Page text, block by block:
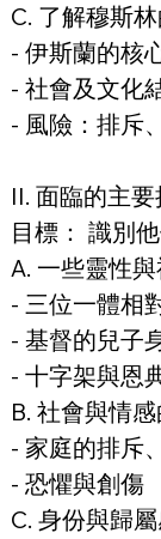
C. 了解穆斯林
- 伊斯蘭的核
- 社會及文化
- 風險：排斥
II. 面臨的主要
目標： 識別
A. 一些靈性
- 三位一體相
- 基督的兒子
- 十字架與恩
B. 社會與情
- 家庭的排斥
- 恐懼與創傷
C. 身份與歸屬